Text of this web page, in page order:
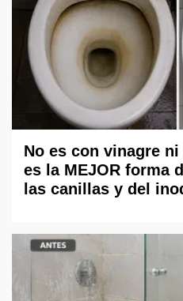
No es con vinagre
es la MEJOR forma
las canillas y del